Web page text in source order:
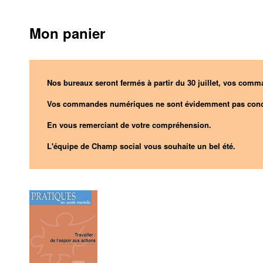
Mon panier
Nos bureaux seront fermés à partir du 30 juillet, vos
Vos commandes numériques ne sont évidemment pas
En vous remerciant de votre compréhension.
L'équipe de Champ social vous souhaite un bel été.